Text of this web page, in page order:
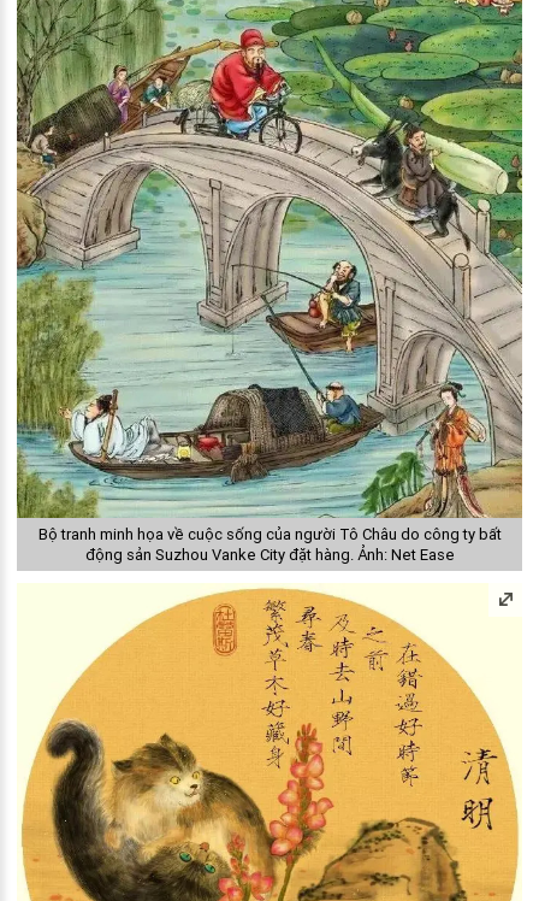
Bộ tranh minh họa về cuộc sống của người Tô Châu do công ty bất
động sản Suzhou Vanke City đặt hàng. Ảnh: Net Ease